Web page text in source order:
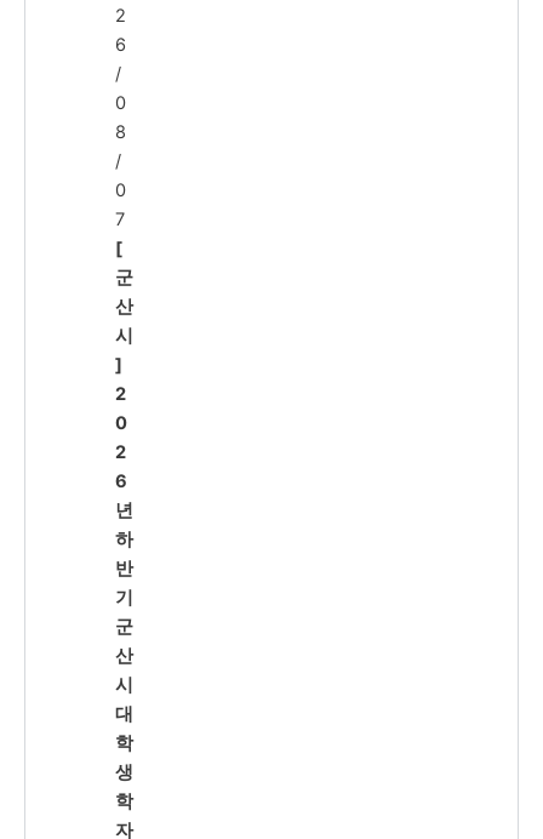
2
6
/
0
8
/
0
7
[
군
산
시
]
2
0
2
6
년
하
반
기
군
산
시
대
학
생
학
자